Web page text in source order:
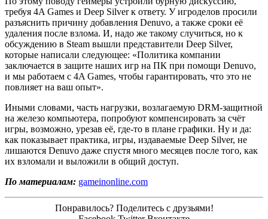
требуя 4A Games и Deep Silver к ответу. У игроделов просили
разъяснить причину добавления Denuvo, а также сроки её
удаления после взлома. И, надо же такому случиться, но к
обсуждению в Steam вышли представители Deep Silver,
которые написали следующее: «Политика компании
заключается в защите наших игр на ПК при помощи Denuvo,
и мы работаем с 4A Games, чтобы гарантировать, что это не
повлияет на ваш опыт».
Иными словами, часть нагрузки, возлагаемую DRM-защитной
на железо компьютера, попробуют компенсировать за счёт
игры, возможно, урезав её, где-то в плане графики. Ну и да:
как показывает практика, игры, издаваемые Deep Silver, не
лишаются Denuvo даже спустя много месяцев после того, как
их взломали и выложили в общий доступ.
По материалам: gameinonline.com
Понравилось? Поделитесь с друзьями!